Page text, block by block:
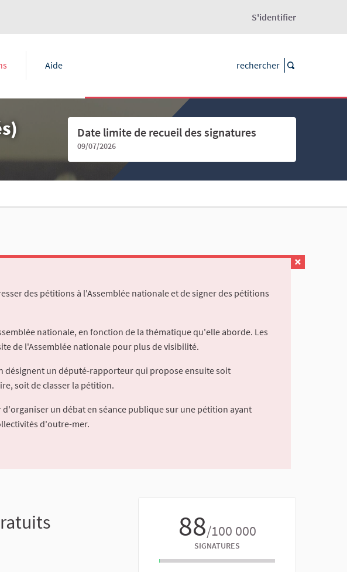
S'identifier
Aide
Date limite de recueil des signatures
09/07/2026
des pétitions à l'Assemblée nationale et de signer des pétitions
nationale, en fonction de la thématique qu'elle aborde. Les
de l'Assemblée nationale pour plus de visibilité.
désignent un député-rapporteur qui propose ensuite soit
soit de classer la pétition.
un débat en séance publique sur une pétition ayant
d'outre-mer.
88/100 000
SIGNATURES